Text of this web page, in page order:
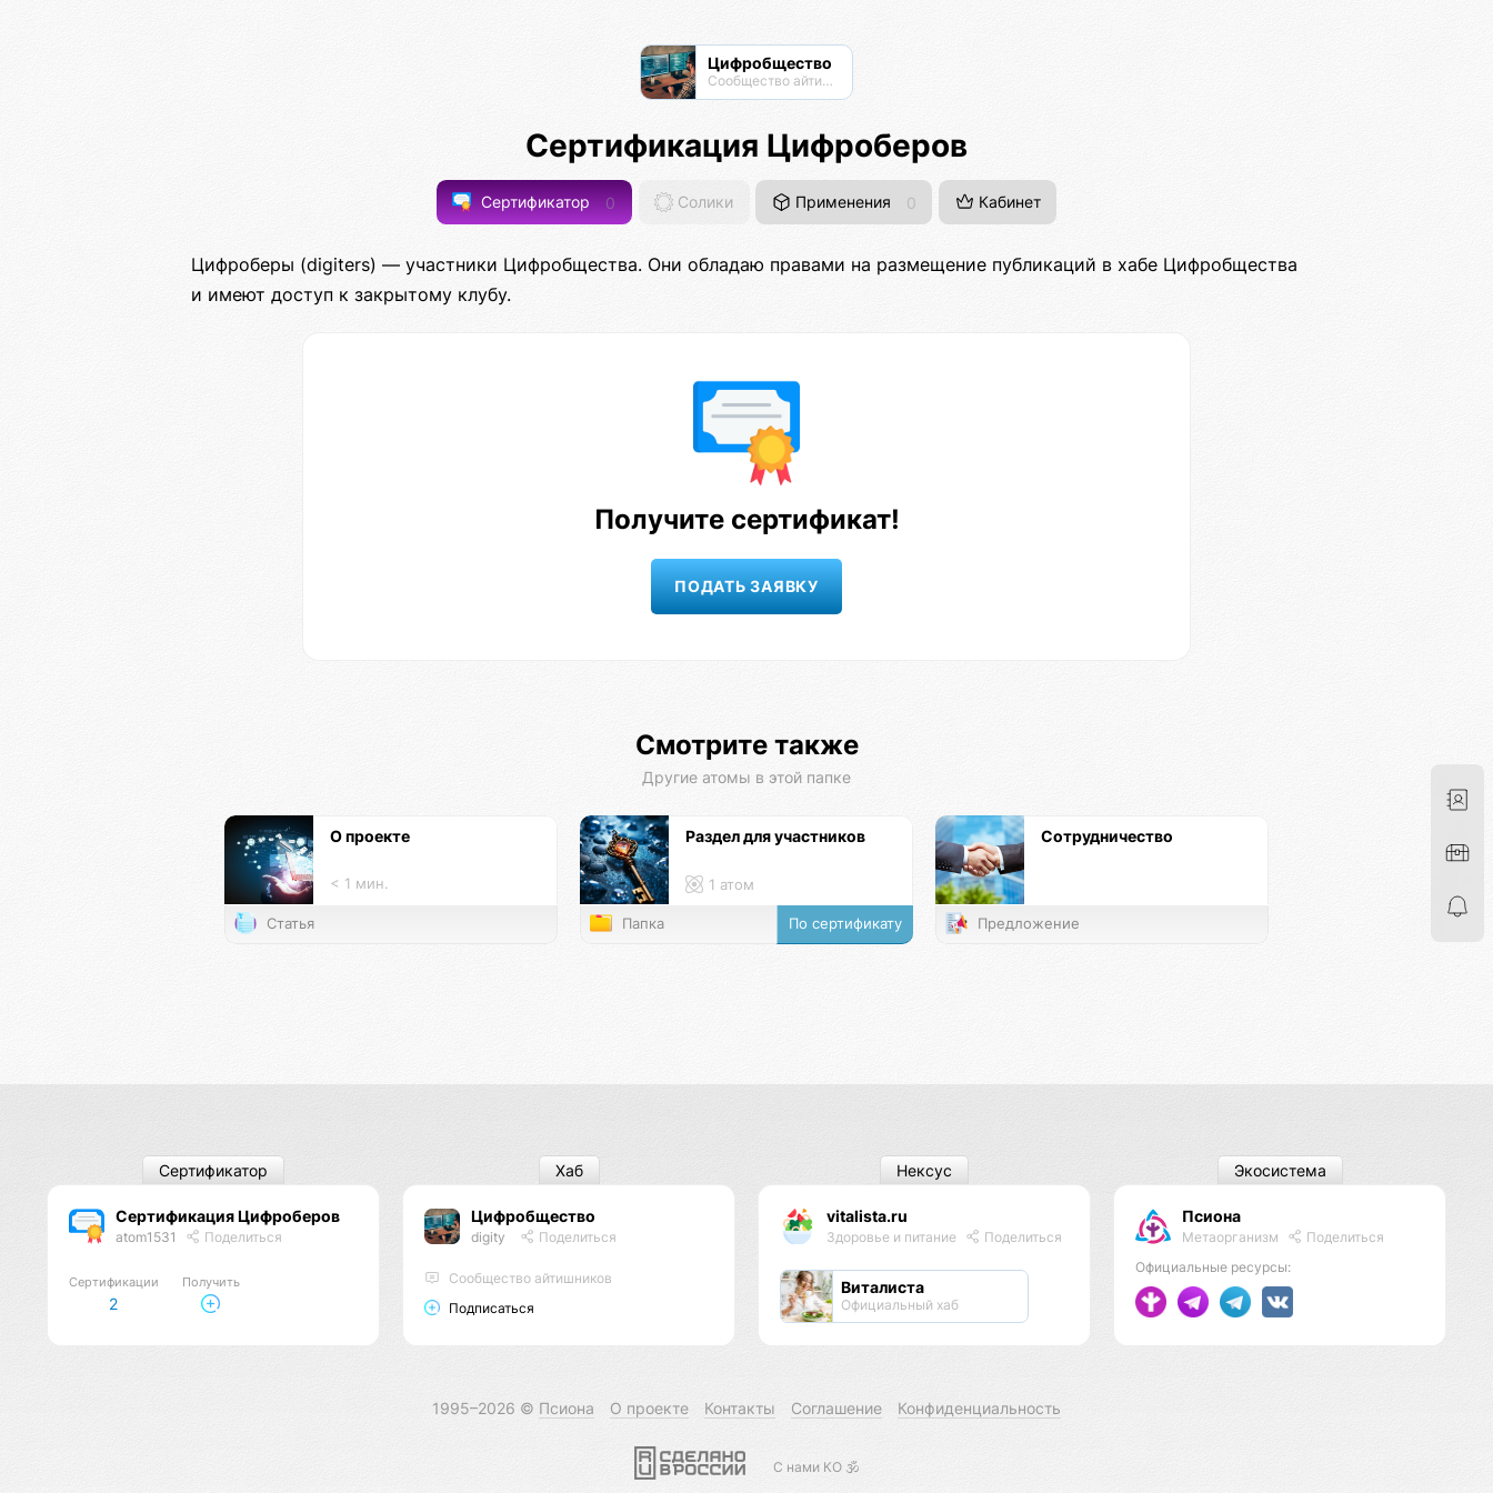
Цифробщество
Сообщество айтишников
Сертификация Цифроберов
Сертификатор 0 Солики Применения 0 Кабинет
Цифроберы (digiters) — участники Цифробщества. Они обладаю правами на размещение публикаций в хабе Цифробщества
и имеют доступ к закрытому клубу.
Получите сертификат!
Смотрите также
Другие атомы в этой папке
О проекте
< 1 мин.
Статья
Раздел для участников
1 атом
Папка По сертификату
Сотрудничество
Предложение
Сертификация Цифроберов
atom1531 Поделиться
Сертификации
2
Получить
Сертификатор
Цифробщество
digity Поделиться
Сообщество айтишников
Подписаться
Хаб
vitalista.ru
Здоровье и питание Поделиться
Виталиста
Официальный хаб
Нексус
Псиона
Метаорганизм
Поделиться
Официальные ресурсы:
Экосистема
1995–2026 © Псиона О проекте Контакты Соглашение Конфиденциальность
С нами КО 🕉️